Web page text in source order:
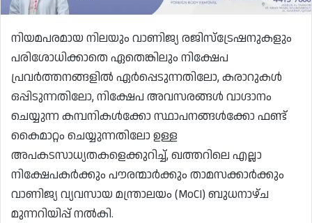
നിയമപരമായ നിലയും വാണിജ്യ രജിസ്ട്രേഷനുകളും
പരിശോധിക്കാതെ ഏതെങ്കിലും നിക്ഷേപ
പ്രവർത്തനങ്ങളിൽ ഏർപ്പെടുന്നതിലോ, കരാറുകൾ
ഒപ്പിടുന്നതിലോ, നിക്ഷേപ അവസരങ്ങൾ വാഗ്ദാനം
ചെയ്യുന്ന കമ്പനികൾക്കോ ​​സ്ഥാപനങ്ങൾക്കോ ​​ഫണ്ട്
കൈമാറ്റം ചെയ്യുന്നതിലോ ഉള്ള
അപകടസാധ്യതകളെക്കുറിച്ച്, ഖത്തറിലെ എല്ലാ
നിക്ഷേപകർക്കും പൗരന്മാർക്കും താമസക്കാർക്കും
വാണിജ്യ വ്യവസായ മന്ത്രാലയം (MoCI) ബുധനാഴ്ച
മുന്നറിയിപ്പ് നൽകി.